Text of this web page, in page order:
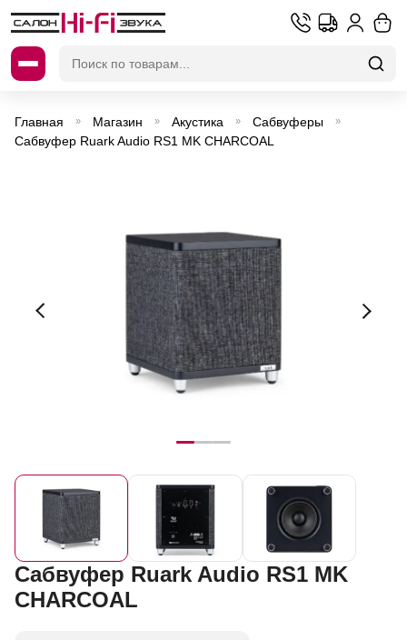
Главная » Магазин » Акустика » Сабвуферы »
Сабвуфер Ruark Audio RS1 MK CHARCOAL
Сабвуфер Ruark Audio RS1 MK
CHARCOAL